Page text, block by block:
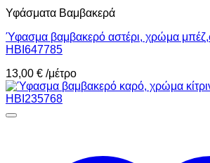
Υφάσματα Βαμβακερά
Ύφασμα βαμβακερό αστέρι, χρώμα
HBI647785
13,00 € /μέτρο